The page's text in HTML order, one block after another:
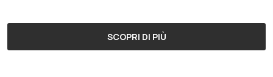
SCOPRI DI PIÙ